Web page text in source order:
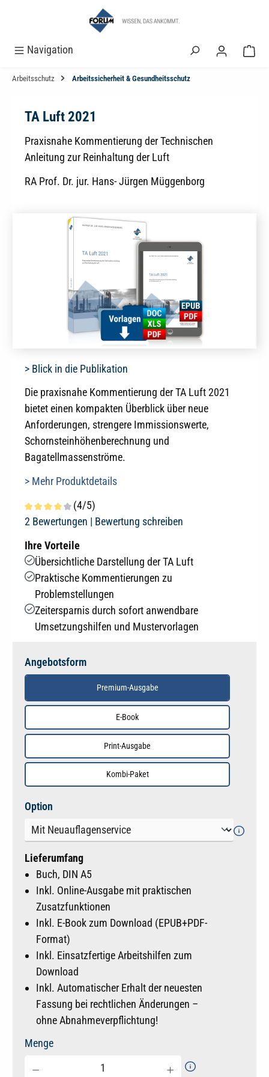
Navigation
Arbeitsschutz Arbeitssicherheit & Gesundheitsschutz
TA Luft 2021
Praxisnahe Kommentierung der Technischen
Anleitung zur Reinhaltung der Luft
RA Prof. Dr. jur. Hans- Jürgen Müggenborg
> Blick in die Publikation
Die praxisnahe Kommentierung der TA Luft 2021
bietet einen kompakten Überblick über neue
Anforderungen, strengere Immissionswerte,
Schornsteinhöhenberechnung und
Bagatellmassenströme.
> Mehr Produktdetails
Durchschnittliche Bewertung von 4 von 5 Sternen
(4/5)
2 Bewertungen | Bewertung schreiben
Ihre Vorteile
Übersichtliche Darstellung der TA Luft
Praktische Kommentierungen zu
Problemstellungen
Zeitersparnis durch sofort anwendbare
Umsetzungshilfen und Mustervorlagen
Angebotsform
Premium-Ausgabe
E-Book
Print-Ausgabe
Kombi-Paket
Option
Lieferumfang
Buch, DIN A5
Inkl. Online-Ausgabe mit praktischen
Zusatzfunktionen
Inkl. E-Book zum Download (EPUB+PDF-
Format)
Inkl. Einsatzfertige Arbeitshilfen zum
Download
Inkl. Automatischer Erhalt der neuesten
Fassung bei rechtlichen Änderungen –
ohne Abnahmeverpflichtung!
Menge